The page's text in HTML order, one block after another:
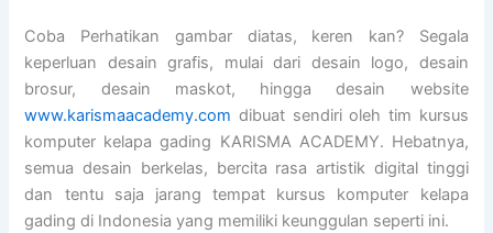
Coba Perhatikan gambar diatas, keren kan? Segala
keperluan desain grafis, mulai dari desain logo, desain
brosur, desain maskot, hingga desain website
www.karismaacademy.com dibuat sendiri oleh tim kursus
komputer kelapa gading KARISMA ACADEMY. Hebatnya,
semua desain berkelas, bercita rasa artistik digital tinggi
dan tentu saja jarang tempat kursus komputer kelapa
gading di Indonesia yang memiliki keunggulan seperti ini.